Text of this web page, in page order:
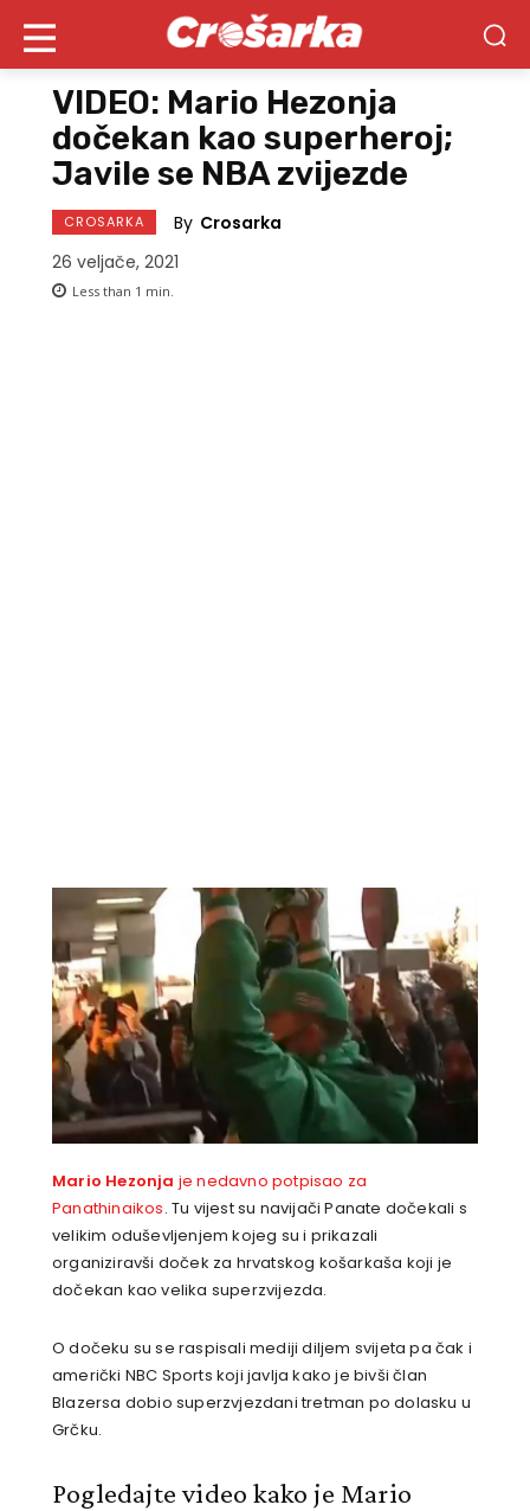
VIDEO: Mario Hezonja
dočekan kao superheroj;
Javile se NBA zvijezde
CROSARKA By Crosarka
26 veljače, 2021
Less than 1 min.
Mario Hezonja je nedavno potpisao za
Panathinaikos. Tu vijest su navijači Panate dočekali s
velikim oduševljenjem kojeg su i prikazali
organiziravši doček za hrvatskog košarkaša koji je
dočekan kao velika superzvijezda.
O dočeku su se raspisali mediji diljem svijeta pa čak i
američki NBC Sports koji javlja kako je bivši član
Blazersa dobio superzvjezdani tretman po dolasku u
Grčku.
Pogledajte video kako je Mario